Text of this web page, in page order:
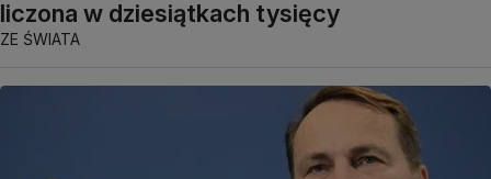
liczona w dziesiątkach tysięcy
ZE ŚWIATA